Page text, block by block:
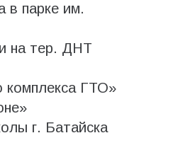
в парке им.
на тер. ДНТ
комплекса ГТО»
г. Батайска